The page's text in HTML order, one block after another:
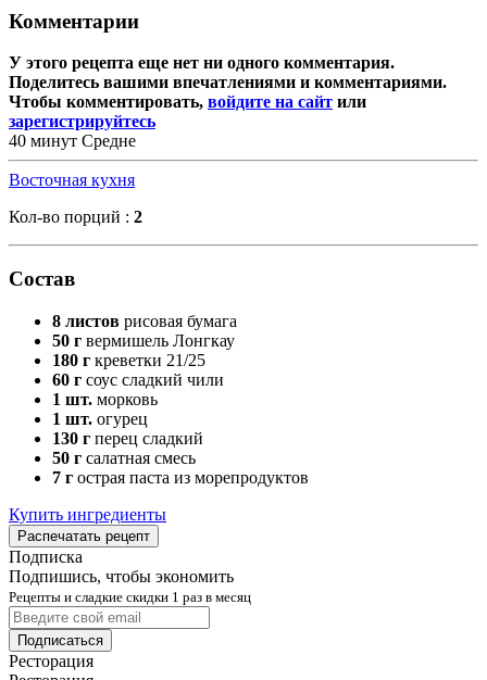
Комментарии
У этого рецепта еще нет ни одного комментария.
Поделитесь вашими впечатлениями и комментариями.
Чтобы комментировать, войдите на сайт или
зарегистрируйтесь
40 минут Средне
Восточная кухня
Кол-во порций : 2
Состав
8 листов рисовая бумага
50 г вермишель Лонгкау
180 г креветки 21/25
60 г соус сладкий чили
1 шт. морковь
1 шт. огурец
130 г перец сладкий
50 г салатная смесь
7 г острая паста из морепродуктов
Купить ингредиенты
Распечатать рецепт
Подписка
Подпишись, чтобы экономить
Рецепты и сладкие скидки 1 раз в месяц
Подписаться
Ресторация